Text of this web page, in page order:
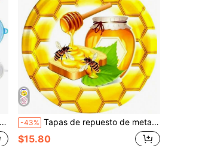
-43% Tapas de repuesto de metal de 82 mm para frascos de encurtidos y frascos talla grande grandes/Multiusos (Tapa de rosca) (10, Abeja de miel)
$15.80